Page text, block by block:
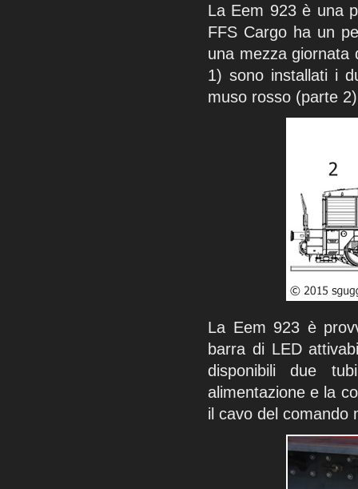
La Eem 923 è una
FFS Cargo ha un
una mezza giornata
1) sono installati i
muso rosso (parte
La Eem 923 è
barra di LED
disponibili due
alimentazione e la
il cavo del comando